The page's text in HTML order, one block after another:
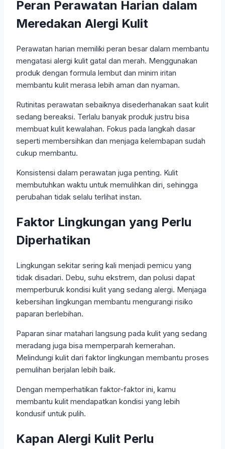
Peran Perawatan Harian dalam
Meredakan Alergi Kulit
Perawatan harian memiliki peran besar dalam membantu
mengatasi alergi kulit gatal dan merah. Menggunakan
produk dengan formula lembut dan minim iritan
membantu kulit merasa lebih aman dan nyaman.
Rutinitas perawatan sebaiknya disederhanakan saat kulit
sedang bereaksi. Terlalu banyak produk justru bisa
membuat kulit kewalahan. Fokus pada langkah dasar
seperti membersihkan dan menjaga kelembapan sudah
cukup membantu.
Konsistensi dalam perawatan juga penting. Kulit
membutuhkan waktu untuk memulihkan diri, sehingga
perubahan tidak selalu terlihat instan.
Faktor Lingkungan yang Perlu
Diperhatikan
Lingkungan sekitar sering kali menjadi pemicu yang
tidak disadari. Debu, suhu ekstrem, dan polusi dapat
memperburuk kondisi kulit yang sedang alergi. Menjaga
kebersihan lingkungan membantu mengurangi risiko
paparan berlebihan.
Paparan sinar matahari langsung pada kulit yang sedang
meradang juga bisa memperparah kemerahan.
Melindungi kulit dari faktor lingkungan membantu proses
pemulihan berjalan lebih baik.
Dengan memperhatikan faktor-faktor ini, kamu
membantu kulit mendapatkan kondisi yang lebih
kondusif untuk pulih.
Kapan Alergi Kulit Perlu